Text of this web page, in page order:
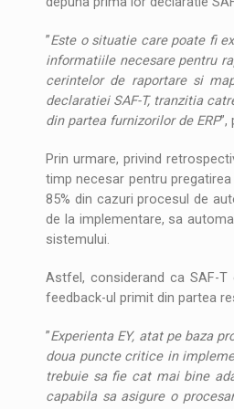
”Este o situatie care poate fi
informatiile necesare pentru
cerintelor de raportare si
declaratiei SAF-T, tranzitia
din partea furnizorilor de ERP”,
Prin urmare, privind
timp necesar pentru
85% din cazuri procesul de
de la implementare, sa
sistemului.
Astfel, considerand ca SAF-
feedback-ul primit din partea
”Experienta EY, atat pe baza
doua puncte critice in
trebuie sa fie cat mai bine
capabila sa asigure o